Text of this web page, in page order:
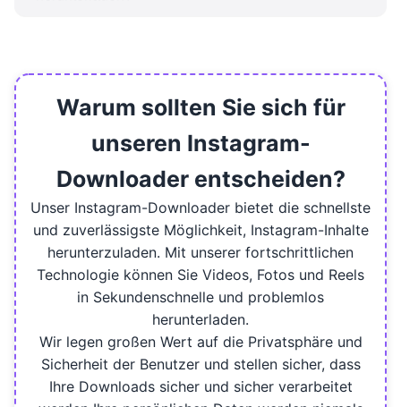
Der Inhalt von Private Konten sind geschützt
und können nicht heruntergeladen werden.
Warum sollten Sie sich für
unseren Instagram-
Downloader entscheiden?
Unser Instagram-Downloader bietet die schnellste
und zuverlässigste Möglichkeit, Instagram-Inhalte
herunterzuladen. Mit unserer fortschrittlichen
Technologie können Sie Videos, Fotos und Reels
in Sekundenschnelle und problemlos
herunterladen.
Wir legen großen Wert auf die Privatsphäre und
Sicherheit der Benutzer und stellen sicher, dass
Ihre Downloads sicher und sicher verarbeitet